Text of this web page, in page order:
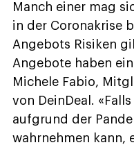
Manch einer mag
in der Coronakrise
Angebots Risiken
Angebote haben
Michele Fabio,
von DeinDeal.
aufgrund der
wahrnehmen kann,